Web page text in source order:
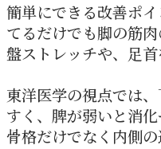
簡単にできる改善ポ
てるだけでも脚の筋
盤ストレッチや、足
東洋医学の視点では
すく、脾が弱いと消
骨格だけでなく内側